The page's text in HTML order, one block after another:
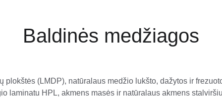
Baldinės medžiagos
(LMDP), natūralaus medžio lukšto, dažytos ir
laminatu HPL, akmens masės ir natūralaus akmens